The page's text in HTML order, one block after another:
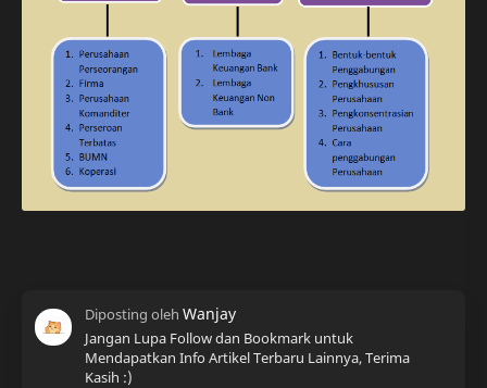
Jangan Lupa Follow dan Bookmark untuk
Mendapatkan Info Artikel Terbaru Lainnya, Terima
Kasih :)